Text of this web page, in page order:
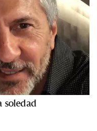
soledad